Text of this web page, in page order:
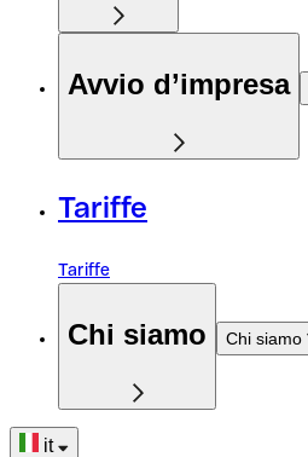
Avvio d’impresa
Tariffe
Tariffe
Chi siamo Chi siamo
it